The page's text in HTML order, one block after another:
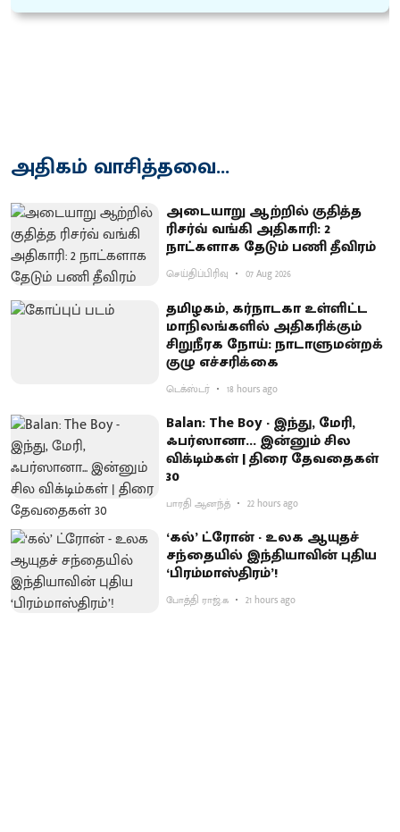
அதிகம் வாசித்தவை...
அடையாறு ஆற்றில் குதித்த
ரிசர்வ் வங்கி அதிகாரி: 2
நாட்களாக தேடும் பணி தீவிரம்
செய்திப்பிரிவு 07 Aug 2026
தமிழகம், கர்நாடகா உள்ளிட்ட
மாநிலங்களில் அதிகரிக்கும்
சிறுநீரக நோய்: நாடாளுமன்றக்
குழு எச்சரிக்கை
டெக்ஸ்டர் 18 hours ago
Balan: The Boy - இந்து, மேரி,
ஃபர்ஸானா... இன்னும் சில
விக்டிம்கள் | திரை தேவதைகள்
30
பாரதி ஆனந்த் 22 hours ago
‘கல்’ ட்ரோன் - உலக ஆயுதச்
சந்தையில் இந்தியாவின் புதிய
‘பிரம்மாஸ்திரம்’!
போத்தி ராஜ்.க 21 hours ago